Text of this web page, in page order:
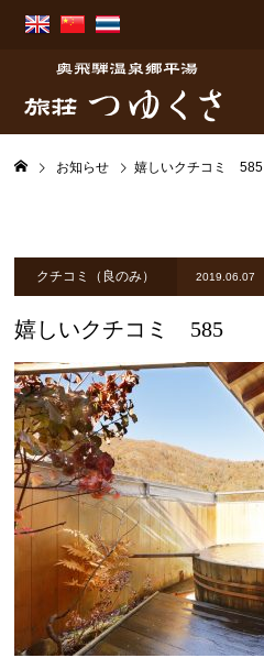
お知らせ 嬉しいクチコミ 585
クチコミ（良のみ） 2019.06.07
嬉しいクチコミ 585